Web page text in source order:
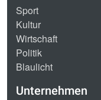
Sport
Kultur
Wirtschaft
Politik
Blaulicht
Unternehmen